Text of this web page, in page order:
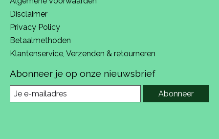
Disclaimer
Privacy Policy
Betaalmethoden
Klantenservice, Verzenden & retourneren
Abonneer je op onze nieuwsbrief
Abonneer